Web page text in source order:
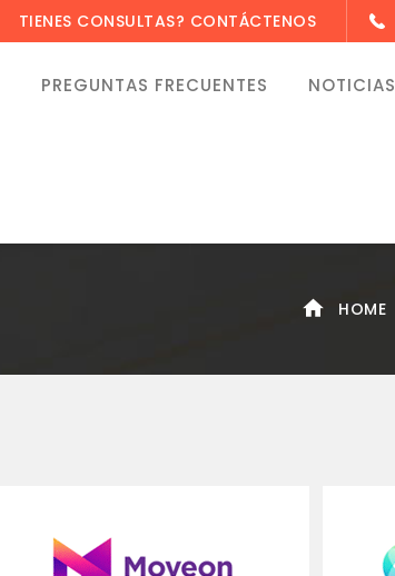
TIENES CONSULTAS? CONTÁCTENOS
PREGUNTAS FRECUENTES NOTICIAS
HOME